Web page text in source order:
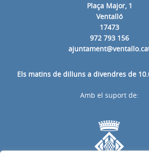
Plaça Major, 1
Ventalló
17473
972 793 156
Els matins de dilluns a divendres de
Amb el suport de: